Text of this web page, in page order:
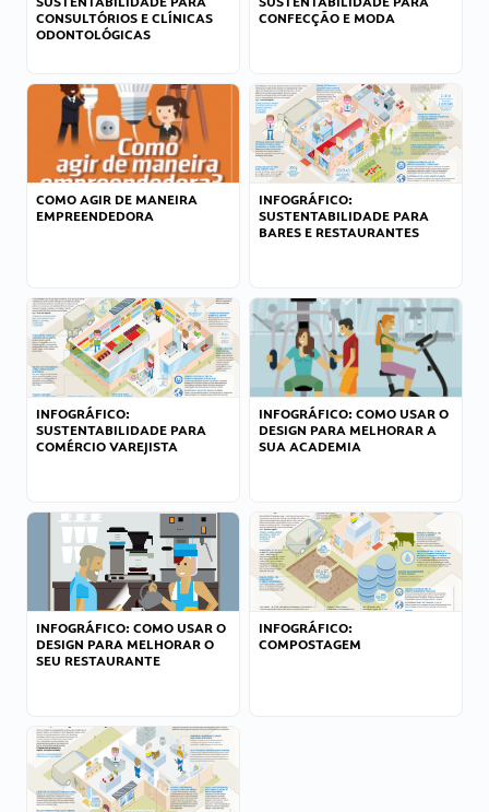
CONSULTÓRIOS E CLÍNICAS
ODONTOLÓGICAS
CONFECÇÃO E MODA
COMO AGIR DE MANEIRA
EMPREENDEDORA
INFOGRÁFICO:
SUSTENTABILIDADE PARA
BARES E RESTAURANTES
INFOGRÁFICO:
SUSTENTABILIDADE PARA
COMÉRCIO VAREJISTA
INFOGRÁFICO: COMO USAR O
DESIGN PARA MELHORAR A
SUA ACADEMIA
INFOGRÁFICO: COMO USAR O
DESIGN PARA MELHORAR O
SEU RESTAURANTE
INFOGRÁFICO:
COMPOSTAGEM